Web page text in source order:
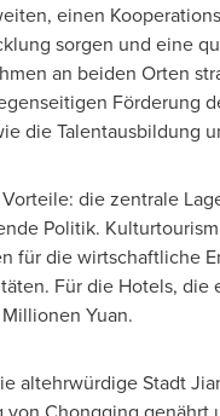
einen
sorgen und eine
an beiden Orten
Förderung
die Talentausbildung
die zentrale
Politik.
für die wirtschaftliche
Für die Hotels, die
Yuan.
altehrwürdige Stadt